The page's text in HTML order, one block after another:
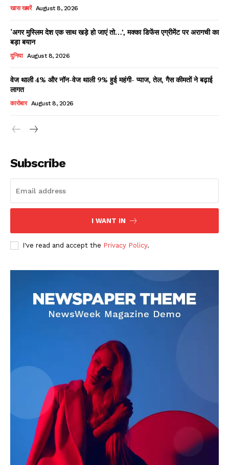
Contact us
Subscription Plans
My account
खास खबरें August 8, 2026
‘अगर मुस्लिम देश एक साथ खड़े हो जाएं तो…’, मक्का डिफेंस एग्रीमेंट पर अरागची का
बड़ा बयान
दुनिया August 8, 2026
वेज थाली 4% और नॉन-वेज थाली 9% हुई महंगी- प्याज, तेल, गैस कीमतों ने बढ़ाई
लागत
कारोबार August 8, 2026
Subscribe
I WANT IN
I've read and accept the Privacy Policy.